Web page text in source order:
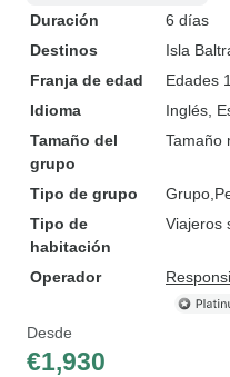
Duración
6 días
Destinos
Isla
Franja de edad
Edades
Idioma
Inglés,
Tamaño del
grupo
Tamaño
Tipo de grupo Grupo
Tipo de
habitación
Viajeros
Operador
Desde
€1,930